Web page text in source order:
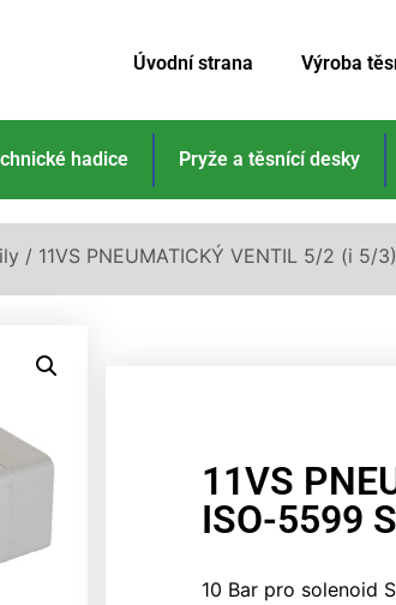
Úvodní strana Výroba
hadice Pryže a těsnící desky
/ 11VS PNEUMATICKÝ VENTIL 5/2 (i 5/
11VS
ISO-5599
10 Bar pro solenoid